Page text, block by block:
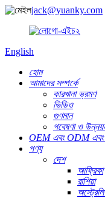
jack@yuanky.com
English
হোম
আমাদের সম্পর্কে
কারখানা ভ্রমণ
ভিডিও
গুণমান
গবেষণা ও
OEM এবং ODM
পণ্য
দেশ
আফ্রিকা
রাশিয়া